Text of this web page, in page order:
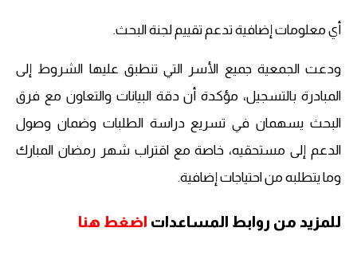
أي معلومات إضافية تدعم تقييم لجنة البحث.
ودعت الجمعية جميع الأسر التي تنطبق عليها الشروط إلى
المبادرة بالتسجيل، مؤكدة أن دقة البيانات والتعاون مع فرق
البحث يسهمان في تسريع دراسة الطلبات وضمان وصول
الدعم إلى مستحقيه، خاصة مع اقتراب شهر رمضان المبارك
وما يتطلبه من احتياجات إضافية.
للمزيد من روابط المساعدات اضغط هنا